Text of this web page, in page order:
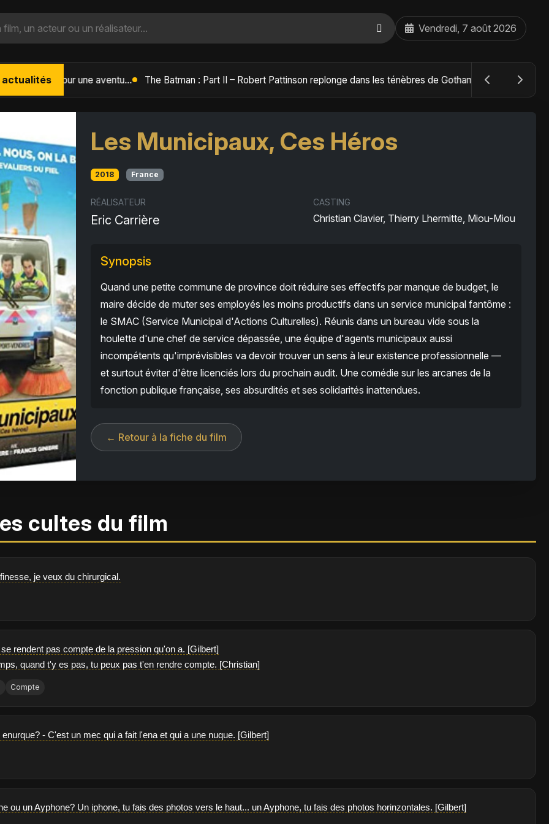
Vendredi, 7 août 2026
actualités L'Âge de Glace : Le Réveil du Volcan – Manny, Sid et Diego de retour pour une aventure explosive The Batman : Part II – Robert Pattinson replonge dans les ténèbres de Gotham dès octobre 2027
Les Municipaux, Ces Héros
2018 France
RÉALISATEUR
Eric Carrière
CASTING
Christian Clavier, Thierry Lhermitte, Miou-Miou
Synopsis
Quand une petite commune de province doit réduire ses effectifs par manque de budget, le
maire décide de muter ses employés les moins productifs dans un service municipal fantôme :
le SMAC (Service Municipal d'Actions Culturelles). Réunis dans un bureau vide sous la
houlette d'une chef de service dépassée, une équipe d'agents municipaux aussi
incompétents qu'imprévisibles va devoir trouver un sens à leur existence professionnelle —
et surtout éviter d'être licenciés lors du prochain audit. Une comédie sur les arcanes de la
fonction publique française, ses absurdités et ses solidarités inattendues.
← Retour à la fiche du film
cultes du film
je veux du chirurgical.
rendent pas compte de la pression qu'on a. [Gilbert]
quand t'y es pas, tu peux pas t'en rendre compte. [Christian]
Compte
- C'est un mec qui a fait l'ena et qui a une nuque. [Gilbert]
ou un Ayphone? Un iphone, tu fais des photos vers le haut... un Ayphone, tu fais des photos horinzontales. [Gilbert]